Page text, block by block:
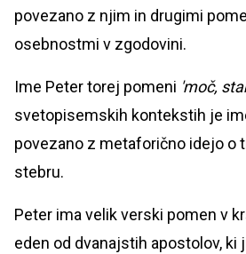
povezano z njim in drugimi
osebnostmi v zgodovini.
Ime Peter torej pomeni 'moč,
svetopisemskih kontekstih je
povezano z metaforično idejo o
stebru.
Peter ima velik verski pomen v
eden od dvanajstih apostolov, ki